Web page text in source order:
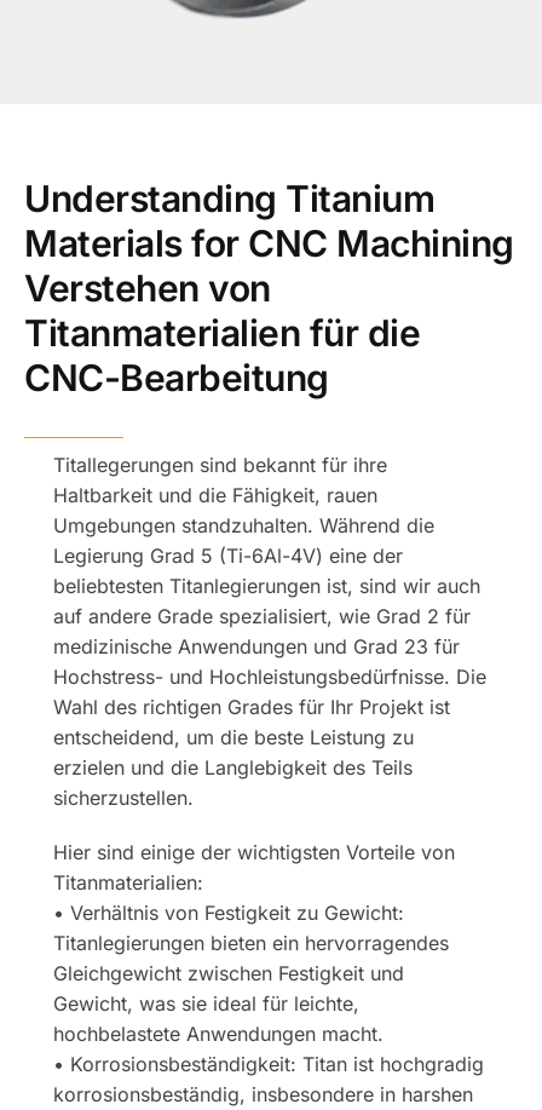
Understanding Titanium
Materials for CNC Machining
Verstehen von
Titanmaterialien für die
CNC-Bearbeitung
Titallegerungen sind bekannt für ihre
Haltbarkeit und die Fähigkeit, rauen
Umgebungen standzuhalten. Während die
Legierung Grad 5 (Ti-6Al-4V) eine der
beliebtesten Titanlegierungen ist, sind wir auch
auf andere Grade spezialisiert, wie Grad 2 für
medizinische Anwendungen und Grad 23 für
Hochstress- und Hochleistungsbedürfnisse. Die
Wahl des richtigen Grades für Ihr Projekt ist
entscheidend, um die beste Leistung zu
erzielen und die Langlebigkeit des Teils
sicherzustellen.
Hier sind einige der wichtigsten Vorteile von
Titanmaterialien:
• Verhältnis von Festigkeit zu Gewicht:
Titanlegierungen bieten ein hervorragendes
Gleichgewicht zwischen Festigkeit und
Gewicht, was sie ideal für leichte,
hochbelastete Anwendungen macht.
• Korrosionsbeständigkeit: Titan ist hochgradig
korrosionsbeständig, insbesondere in harshen